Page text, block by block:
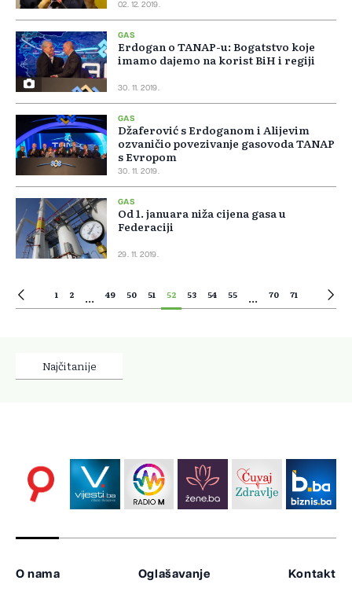
02. 12. 2019.
GAS
Erdogan o TANAP-u: Bogatstvo koje
imamo dajemo na korist BiH i regiji
30. 11. 2019.
GAS
Džaferović s Erdoganom i Alijevim
ozvaničio povezivanje gasovoda TANAP
s Evropom
30. 11. 2019.
GAS
Od 1. januara niža cijena gasa u
Federaciji
29. 11. 2019.
1 2 ... 49 50 51 52 53 54 55 ... 70 71
Najčitanije
O nama Oglašavanje Kontakt